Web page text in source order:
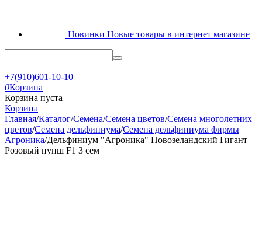
Новинки Новые товары в интернет магазине
+7(910)601-10-10
0Корзина
Корзина пуста
Корзина
Главная/Каталог/Семена/Семена цветов/Семена многолетних
цветов/Семена дельфиниума/Семена дельфиниума фирмы
Агроника/Дельфиниум "Агроника" Новозеландский Гигант
Розовый пунш F1 3 сем